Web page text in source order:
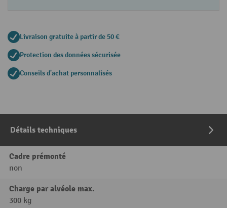
Livraison gratuite à partir de 50 €
Protection des données sécurisée
Conseils d'achat personnalisés
Détails techniques
Cadre prémonté
non
Charge par alvéole max.
300 kg